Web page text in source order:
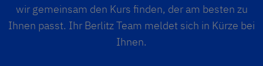
wir gemeinsam den Kurs finden, der am besten zu
Ihnen passt. Ihr Berlitz Team meldet sich in Kürze bei
Ihnen.